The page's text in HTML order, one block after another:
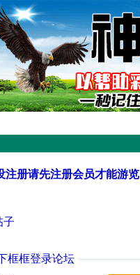
注册请先注册会员才能游览
子
框框登录论坛